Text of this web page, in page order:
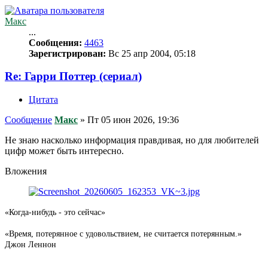
Макс
...
Сообщения: 4463
Зарегистрирован: Вс 25 апр 2004, 05:18
Re: Гарри Поттер (сериал)
Цитата
Сообщение Макс » Пт 05 июн 2026, 19:36
Не знаю насколько информация правдивая, но для любителей
цифр может быть интересно.
Вложения
«Когда-нибудь - это сейчас»
«Время, потерянное с удовольствием, не считается потерянным.»
Джон Леннон